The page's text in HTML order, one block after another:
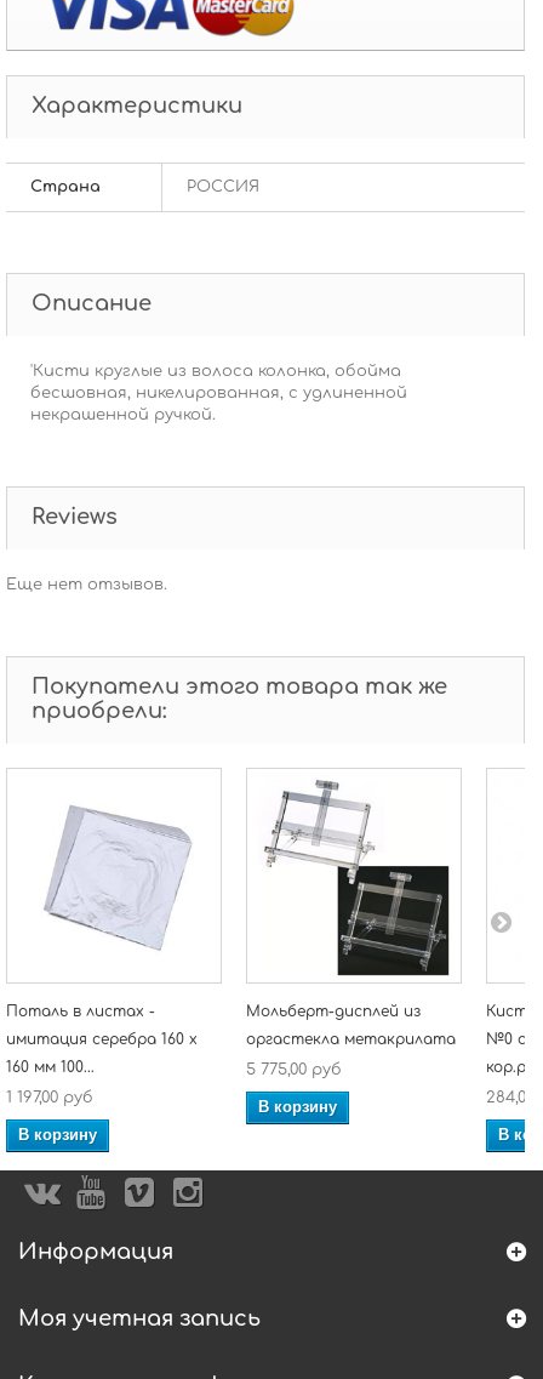
Характеристики
Страна РОССИЯ
Описание
'Кисти круглые из волоса колонка, обойма
бесшовная, никелированная, с удлиненной
некрашенной ручкой.
Reviews
Еще нет отзывов.
Покупатели этого товара так же
приобрели:
Поталь в листах -
имитация серебра 160 х
160 мм 100...
1 197,00 руб
В корзину
Мольберт-дисплей из
оргастекла метакрилата
5 775,00 руб
В корзину
Кисть
№0
284,00
В
Информация
Моя учетная запись